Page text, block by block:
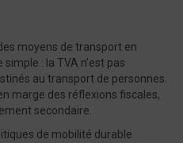
moyens de transport en
: la TVA n’est pas
au transport de personnes.
marge des réflexions fiscales,
secondaire.
de mobilité durable